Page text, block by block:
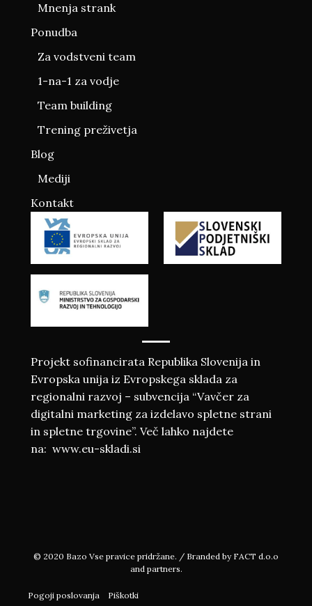
Mnenja strank
Ponudba
Za vodstveni team
1-na-1 za vodje
Team building
Trening preživetja
Blog
Mediji
Kontakt
Projekt sofinancirata Republika Slovenija in
Evropska unija iz Evropskega sklada za
regionalni razvoj – subvencija “Vavčer za
digitalni marketing za izdelavo spletne strani
in spletne trgovine”. Več lahko najdete
na: www.eu-skladi.si
© 2020 Bazo Vse pravice pridržane. / Branded by FACT d.o.o
and partners.
Pogoji poslovanja Piškotki